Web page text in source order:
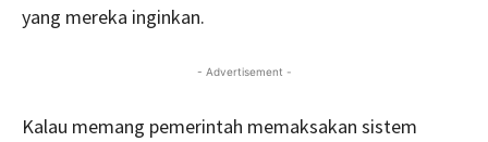
yang mereka inginkan.
- Advertisement -
Kalau memang pemerintah memaksakan sistem